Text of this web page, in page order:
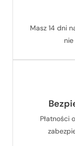
Masz 14 dni
Płatności